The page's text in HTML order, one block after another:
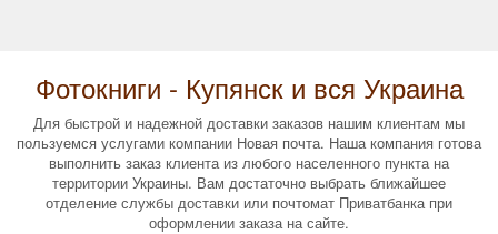
Фотокниги - Купянск и вся Украина
Для быстрой и надежной доставки заказов нашим клиентам мы
пользуемся услугами компании Новая почта. Наша компания готова
выполнить заказ клиента из любого населенного пункта на
территории Украины. Вам достаточно выбрать ближайшее
отделение службы доставки или почтомат Приватбанка при
оформлении заказа на сайте.